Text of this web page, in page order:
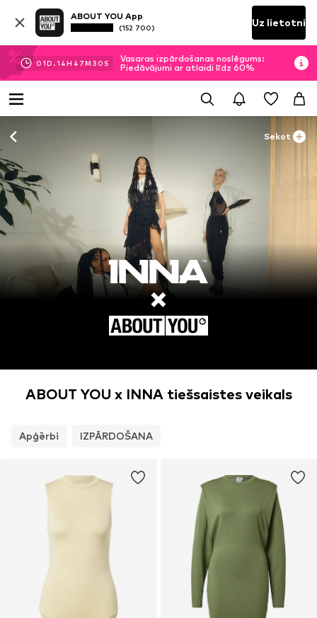
ABOUT YOU App
(152 700) Uz lietotni
01D.14H 47M 29 S
Vasaras izpārdošanas noslēgums:
Piedāvājumi ar atlaidi līdz 60%
Sekot
ABOUT YOU x INNA tiešsaistes veikals
Apģērbi IZPĀRDOŠANA